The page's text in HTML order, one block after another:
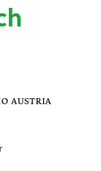
austria